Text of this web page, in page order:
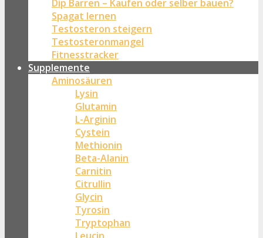
Dip Barren – Kaufen oder selber bauen?
Spagat lernen
Testosteron steigern
Testosteronmangel
Fitnesstracker
Supplemente
Aminosäuren
Lysin
Glutamin
L-Arginin
Cystein
Methionin
Beta-Alanin
Carnitin
Citrullin
Glycin
Tyrosin
Tryptophan